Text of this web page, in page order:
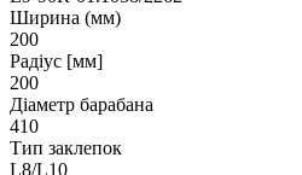
Ширина (мм)
200
Радіус [мм]
200
Діаметр барабана
410
Тип заклепок
L8/L10